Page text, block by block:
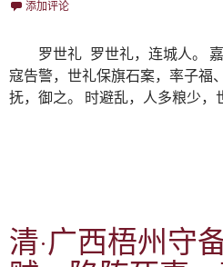
添加评论
罗世礼 罗世礼，连城人。
寇告警，世礼保旗石案，率子福
抚，御之。 时避乱，人多粮少，
清·广西梧州守